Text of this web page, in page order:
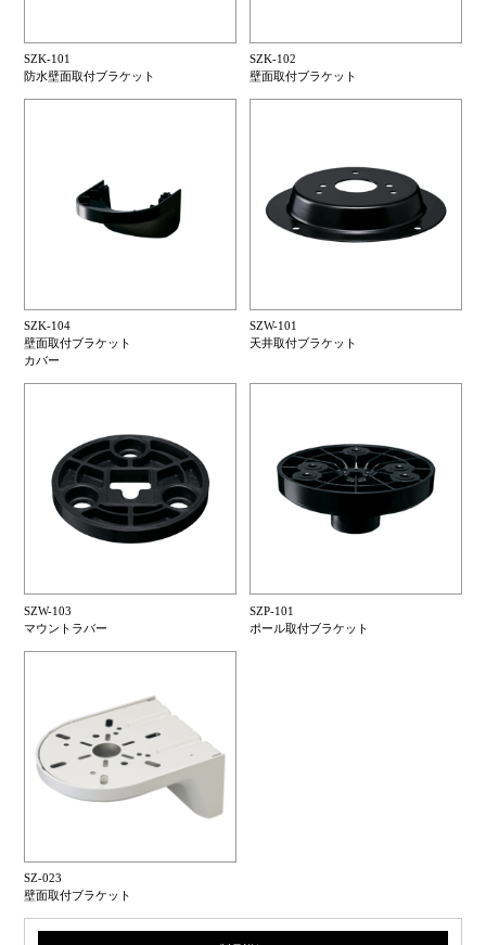
SZK-101
防水壁面取付ブラケット
SZK-102
壁面取付ブラケット
SZK-104
壁面取付ブラケット
カバー
SZW-101
天井取付ブラケット
SZW-103
マウントラバー
SZP-101
ポール取付ブラケット
SZ-023
壁面取付ブラケット